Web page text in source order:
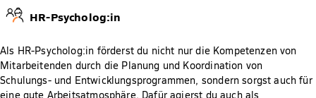
HR-Psycholog:in
Als HR-Psycholog:in förderst du nicht nur die Kompetenzen von
Mitarbeitenden durch die Planung und Koordination von
Schulungs- und Entwicklungsprogrammen, sondern sorgst auch für
eine gute Arbeitsatmosphäre. Dafür agierst du auch als